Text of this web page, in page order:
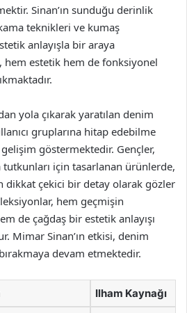
Sinan’ın sunduğu derinlik
teknikleri ve kumaş
anlayışla bir araya
estetik hem de fonksiyonel
yola çıkarak yaratılan denim
gruplarına hitap edebilme
göstermektedir. Gençler,
için tasarlanan ürünlerde,
dikkat çekici bir detay olarak gözler
hem geçmişin
de çağdaş bir estetik anlayışı
Mimar Sinan’ın etkisi, denim
devam etmektedir.
Ilham Kaynağı